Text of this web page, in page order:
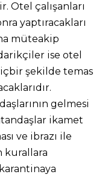
Otel çalışanları
yaptıracakları
müteakip
ise otel
şekilde temas
gelmesi
ikamet
ve ibrazı ile